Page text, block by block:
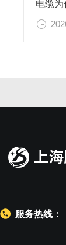
电缆
服务热线：